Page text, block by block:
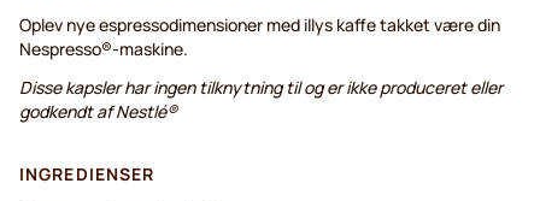
Oplev nye espressodimensioner med illys kaffe takket være din
Nespresso®-maskine.
Disse kapsler har ingen tilknytning til og er ikke produceret eller
godkendt af Nestlé®
INGREDIENSER